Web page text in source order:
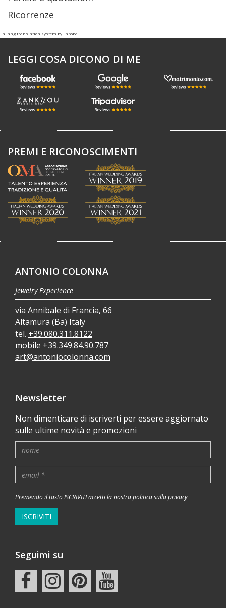
Ricorrenze
FaLang translation system by Faboba
LEGGI COSA DICONO DI ME
PREMI E RICONOSCIMENTI
ANTONIO COLONNA
Jewelry Experience
via Annibale di Francia, 66
Altamura (Ba) Italy
tel. +39.080.311.8122
mobile +39.349.84.90.787
art@antoniocolonna.com
Newsletter
Non dimenticare di iscriverti per essere aggiornato
sulle ultime novità e promozioni
Premendo il tasto ISCRIVITI accetti la nostrapolitica sulla privacy
ISCRIVITI
Seguimi su